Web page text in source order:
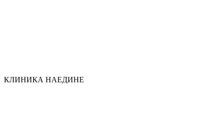
КЛИНИКА НАЕДИНЕ